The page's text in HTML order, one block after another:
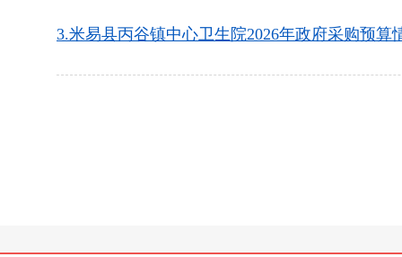
3.米易县丙谷镇中心卫生院2026年政府采购预算